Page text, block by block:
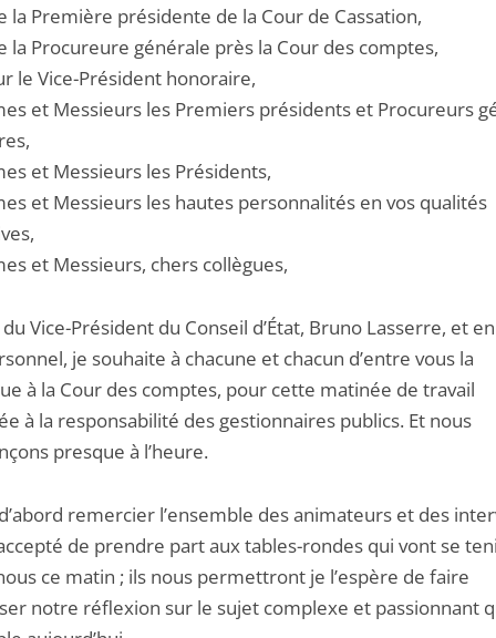
la Première présidente de la Cour de Cassation,
la Procureure générale près la Cour des comptes,
le Vice-Président honoraire,
et Messieurs les Premiers présidents et Procureurs
et Messieurs les Présidents,
et Messieurs les hautes personnalités en vos qualités
et Messieurs, chers collègues,
Vice-Président du Conseil d’État, Bruno Lasserre, et
je souhaite à chacune et chacun d’entre vous la
à la Cour des comptes, pour cette matinée de travail
à la responsabilité des gestionnaires publics. Et nous
presque à l’heure.
remercier l’ensemble des animateurs et des
de prendre part aux tables-rondes qui vont se
ce matin ; ils nous permettront je l’espère de faire
notre réflexion sur le sujet complexe et passionnant